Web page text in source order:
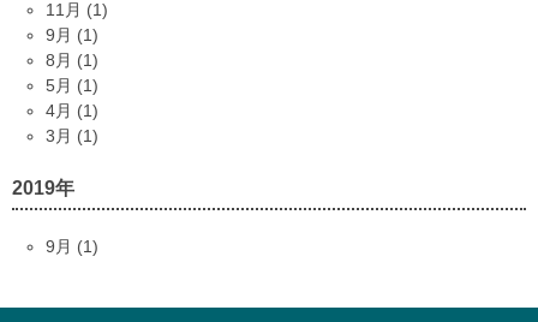
11月 (1)
9月 (1)
8月 (1)
5月 (1)
4月 (1)
3月 (1)
2019年
9月 (1)